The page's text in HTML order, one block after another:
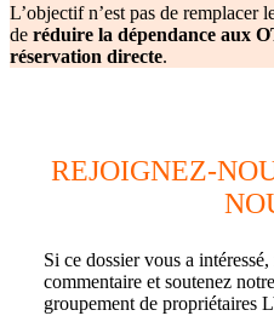
L’objectif n’est pas de remplacer
de réduire la dépendance aux
réservation directe.
REJOIGNEZ-
Si ce dossier vous a
commentaire et soutenez
groupement de propriétaires